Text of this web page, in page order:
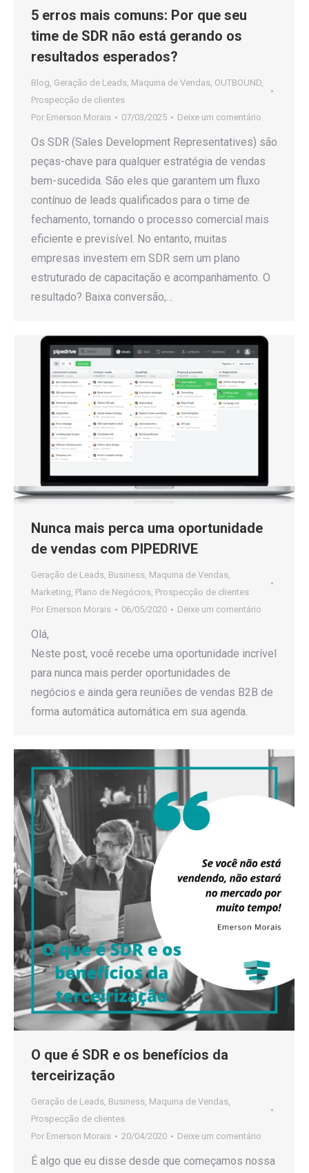
5 erros mais comuns: Por que seu
time de SDR não está gerando os
resultados esperados?
Blog, Geração de Leads, Maquina de Vendas, OUTBOUND,
Prospecção de clientes
Por Emerson Morais 07/03/2025 Deixe um comentário
Os SDR (Sales Development Representatives) são
peças-chave para qualquer estratégia de vendas
bem-sucedida. São eles que garantem um fluxo
contínuo de leads qualificados para o time de
fechamento, tornando o processo comercial mais
eficiente e previsível. No entanto, muitas
empresas investem em SDR sem um plano
estruturado de capacitação e acompanhamento. O
resultado? Baixa conversão,…
Nunca mais perca uma oportunidade
de vendas com PIPEDRIVE
Geração de Leads, Business, Maquina de Vendas,
Marketing, Plano de Negócios, Prospecção de clientes
Por Emerson Morais 06/05/2020 Deixe um comentário
Olá,
Neste post, você recebe uma oportunidade incrível
para nunca mais perder oportunidades de
negócios e ainda gera reuniões de vendas B2B de
forma automática automática em sua agenda.
O que é SDR e os benefícios da
terceirização
Geração de Leads, Business, Maquina de Vendas,
Prospecção de clientes
Por Emerson Morais 20/04/2020 Deixe um comentário
É algo que eu disse desde que começamos nossa